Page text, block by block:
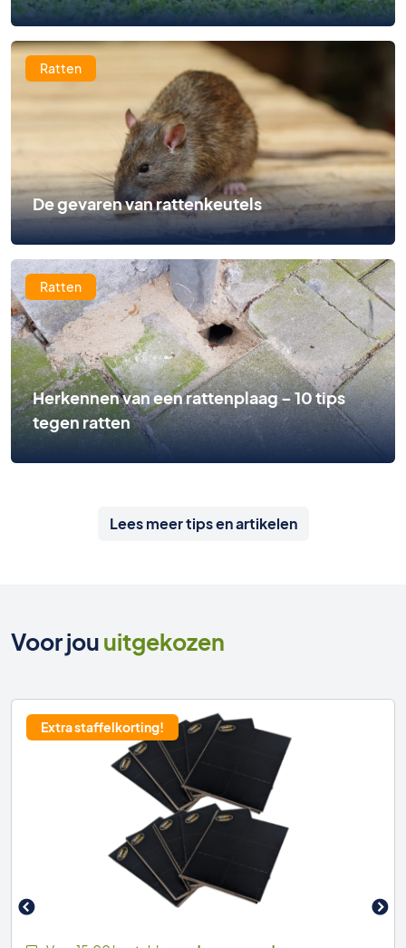
Ratten
De gevaren van rattenkeutels
Ratten
Herkennen van een rattenplaag – 10 tips
tegen ratten
Lees meer tips en artikelen
Voor jouuitgekozen
Extra staffelkorting!